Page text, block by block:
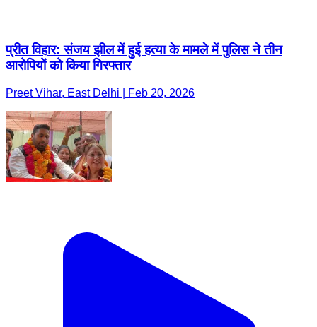
प्रीत विहार: संजय झील में हुई हत्या के मामले में पुलिस ने तीन
आरोपियों को किया गिरफ्तार
Preet Vihar, East Delhi | Feb 20, 2026